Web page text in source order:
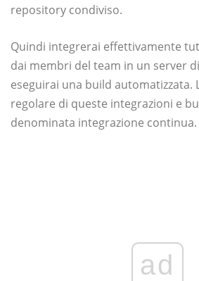
repository condiviso.
Quindi integrerai effettivamente
dai membri del team in un server
eseguirai una build automatizzata.
regolare di queste integrazioni e
denominata integrazione continua.
ad